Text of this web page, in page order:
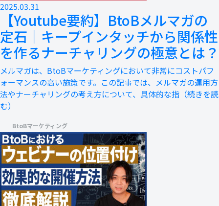
2025.03.31
【Youtube要約】BtoBメルマガの
定石｜キープインタッチから関係性
を作るナーチャリングの極意とは？
メルマガは、BtoBマーケティングにおいて非常にコストパフ
ォーマンスの高い施策です。この記事では、メルマガの運用方
法やナーチャリングの考え方について、具体的な指 （続きを読
む）
BtoBマーケティング